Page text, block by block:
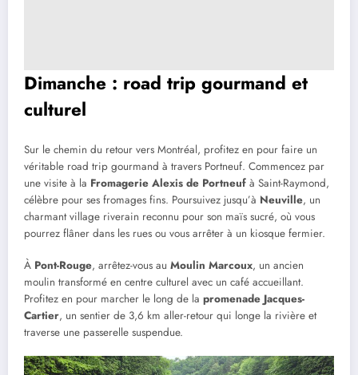
Dimanche : road trip gourmand et
culturel
Sur le chemin du retour vers Montréal, profitez en pour faire un
véritable road trip gourmand à travers Portneuf. Commencez par
une visite à la Fromagerie Alexis de Portneuf à Saint-Raymond,
célèbre pour ses fromages fins. Poursuivez jusqu’à Neuville, un
charmant village riverain reconnu pour son maïs sucré, où vous
pourrez flâner dans les rues ou vous arrêter à un kiosque fermier.
À Pont-Rouge, arrêtez-vous au Moulin Marcoux, un ancien
moulin transformé en centre culturel avec un café accueillant.
Profitez en pour marcher le long de la promenade Jacques-
Cartier, un sentier de 3,6 km aller-retour qui longe la rivière et
traverse une passerelle suspendue.